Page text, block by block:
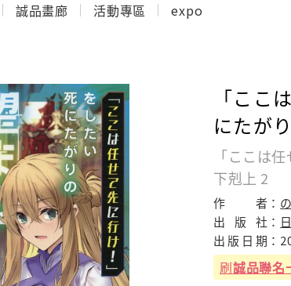
誠品畫廊 活動專區 expo
「ここ
にたが
「ここは
下剋上 2
作 者：
出
版 社：
出 版 日 期：
刷誠品聯名